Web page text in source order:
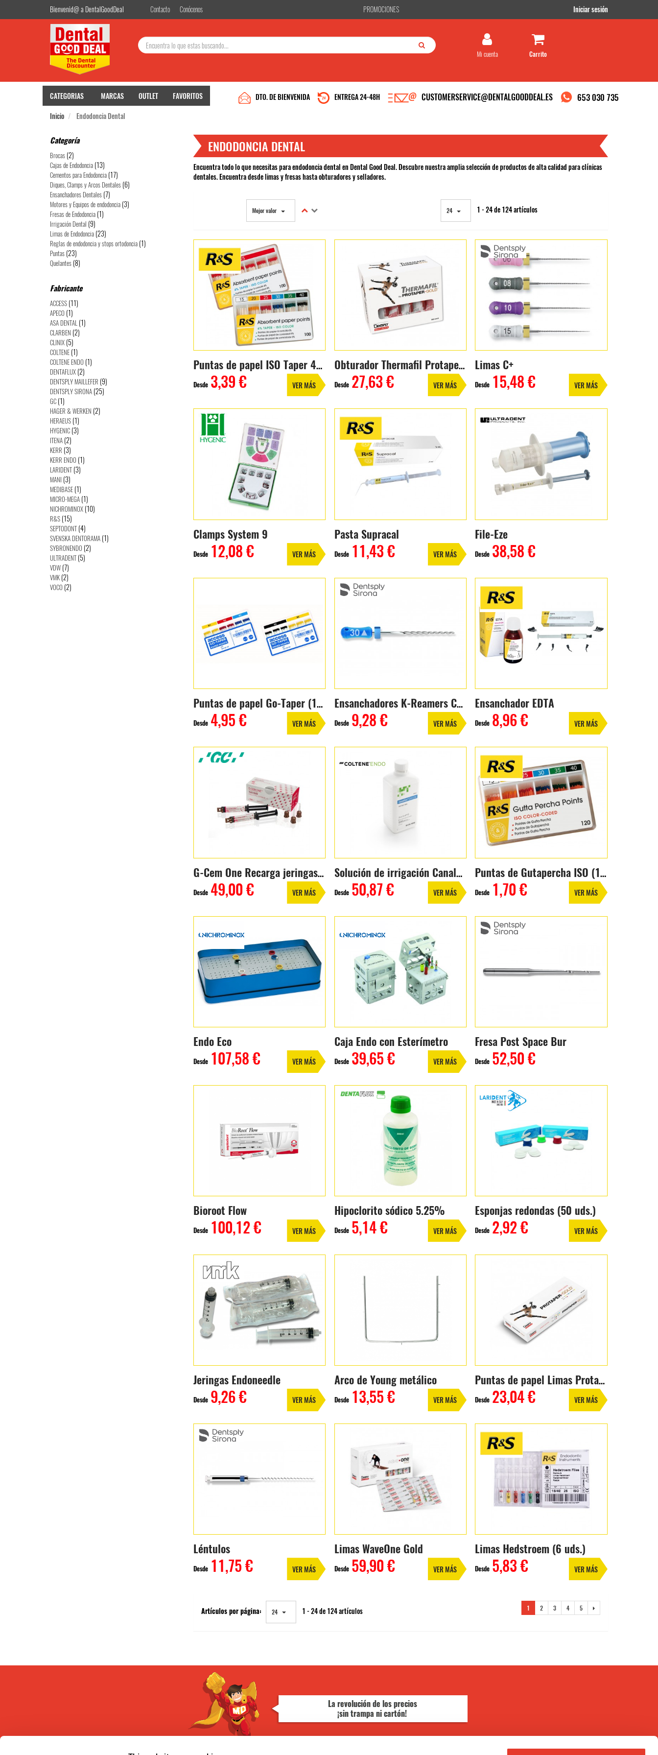
Bienvenid@ a DentalGoodDeal Contacto Conócenos PROMOCIONES
Iniciar sesión
Mi cuenta
CATEGORIAS MARCAS OUTLET FAVORITOS 653 030 735
CUSTOMERSERVICE@DENTALGOODDEAL.ES
ENTREGA 24-48H
DTO. DE BIENVENIDA
Inicio
Endodoncia Dental
Categoría
Brocas (2)
Cajas de Endodoncia (13)
Cementos para Endodoncia (17)
Diques, Clamps y Arcos Dentales (6)
Ensanchadores Dentales (7)
Motores y Equipos de endodoncia (3)
Fresas de Endodoncia (1)
Irrigación Dental (9)
Limas de Endodoncia (23)
Reglas de endodoncia y stops ortodoncia (1)
Puntas (23)
Quelantes (8)
Fabricante
ACCESS (11)
APECO (1)
ASA DENTAL (1)
CLARBEN (2)
CLINIX (5)
COLTENE (1)
COLTENE ENDO (1)
DENTAFLUX (2)
DENTSPLY MAILLEFER (9)
DENTSPLY SIRONA (25)
GC (1)
HAGER & WERKEN (2)
HERAEUS (1)
HYGENIC (3)
ITENA (2)
KERR (3)
KERR ENDO (1)
LARIDENT (3)
MANI (3)
MEDIBASE (1)
MICRO-MEGA (1)
NICHROMINOX (10)
R&S (15)
SEPTODONT (4)
SVENSKA DENTORAMA (1)
SYBRONENDO (2)
ULTRADENT (5)
VDW (7)
VMK (2)
VOCO (2)
ENDODONCIA DENTAL
Encuentra todo lo que necesitas para endodoncia dental en Dental Good Deal. Descubre nuestra amplia selección de productos de alta calidad para clínicas
dentales. Encuentra desde limas y fresas hasta obturadores y selladores.
Mejor valor 24 1 - 24 de 124 artículos
Puntas de papel ISO Taper 4% (100 uds.)
Desde 3,39 € VER MÁS
Obturador Thermafil Protaper Gold 6 unidades
Desde 27,63 € VER MÁS
Limas C+
Desde 15,48 € VER MÁS
Clamps System 9
Desde 12,08 € VER MÁS
Pasta Supracal
Desde 11,43 € VER MÁS
File-Eze
Desde 38,58 €
Puntas de papel Go-Taper (100 uds.)
Desde 4,95 € VER MÁS
Ensanchadores K-Reamers Colorinox
Desde 9,28 € VER MÁS
Ensanchador EDTA
Desde 8,96 € VER MÁS
G-Cem One Recarga jeringas (4,6g)
Desde 49,00 € VER MÁS
Solución de irrigación CanalPro
Desde 50,87 € VER MÁS
Puntas de Gutapercha ISO (120 uds.)
Desde 1,70 € VER MÁS
Endo Eco
Desde 107,58 € VER MÁS
Caja Endo con Esterímetro
Desde 39,65 € VER MÁS
Fresa Post Space Bur
Desde 52,50 €
Bioroot Flow
Desde 100,12 € VER MÁS
Hipoclorito sódico 5.25%
Desde 5,14 € VER MÁS
Esponjas redondas (50 uds.)
Desde 2,92 € VER MÁS
Jeringas Endoneedle
Desde 9,26 € VER MÁS
Arco de Young metálico
Desde 13,55 € VER MÁS
Puntas de papel Limas Protaper Gold
Desde 23,04 € VER MÁS
Léntulos
Desde 11,75 € VER MÁS
Limas WaveOne Gold
Desde 59,90 € VER MÁS
Limas Hedstroem (6 uds.)
Desde 5,83 € VER MÁS
Artículos por página: 24 1 - 24 de 124 artículos 1 2 3 4 5
BIENVENIDO A DENTAL GOOD DEAL
Confirmo que soy un profesional del sector bucodental
Puede cambiar la configuración u obtener más información en
.